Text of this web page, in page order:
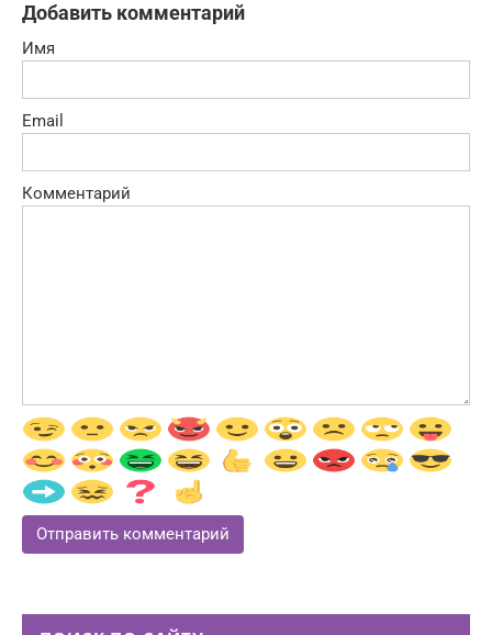
Добавить комментарий
Имя
Email
Комментарий